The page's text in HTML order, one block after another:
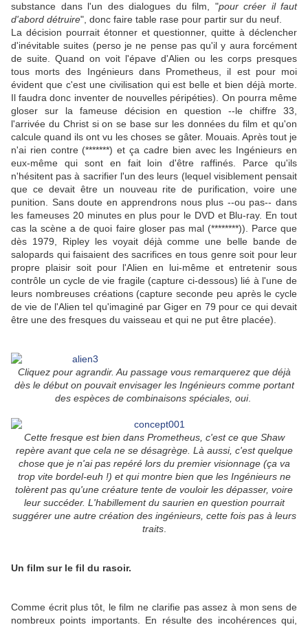
substance dans l'un des dialogues du film, "pour créer il faut
d'abord détruire", donc faire table rase pour partir sur du neuf.
La décision pourrait étonner et questionner, quitte à déclencher
d'inévitable suites (perso je ne pense pas qu'il y aura forcément
de suite. Quand on voit l'épave d'Alien ou les corps presques
tous morts des Ingénieurs dans Prometheus, il est pour moi
évident que c'est une civilisation qui est belle et bien déjà morte.
Il faudra donc inventer de nouvelles péripéties). On pourra même
gloser sur la fameuse décision en question --le chiffre 33,
l'arrivée du Christ si on se base sur les données du film et qu'on
calcule quand ils ont vu les choses se gâter. Mouais. Après tout je
n'ai rien contre (*******) et ça cadre bien avec les Ingénieurs en
eux-même qui sont en fait loin d'être raffinés. Parce qu'ils
n'hésitent pas à sacrifier l'un des leurs (lequel visiblement pensait
que ce devait être un nouveau rite de purification, voire une
punition. Sans doute en apprendrons nous plus --ou pas-- dans
les fameuses 20 minutes en plus pour le DVD et Blu-ray. En tout
cas la scène a de quoi faire gloser pas mal (********)). Parce que
dès 1979, Ripley les voyait déjà comme une belle bande de
salopards qui faisaient des sacrifices en tous genre soit pour leur
propre plaisir soit pour l'Alien en lui-même et entretenir sous
contrôle un cycle de vie fragile (capture ci-dessous) lié à l'une de
leurs nombreuses créations (capture seconde peu après le cycle
de vie de l'Alien tel qu'imaginé par Giger en 79 pour ce qui devait
être une des fresques du vaisseau et qui ne put être placée).
Cliquez pour agrandir. Au passage vous remarquerez que déjà
dès le début on pouvait envisager les Ingénieurs comme portant
des espèces de combinaisons spéciales, oui.
Cette fresque est bien dans Prometheus, c'est ce que Shaw
repère avant que cela ne se désagrège. Là aussi, c'est quelque
chose que je n'ai pas repéré lors du premier visionnage (ça va
trop vite bordel-euh !) et qui montre bien que les Ingénieurs ne
tolèrent pas qu'une créature tente de vouloir les dépasser, voire
leur succéder. L'habillement du saurien en question pourrait
suggérer une autre création des ingénieurs, cette fois pas à leurs
traits.
Un film sur le fil du rasoir.
Comme écrit plus tôt, le film ne clarifie pas assez à mon sens de
nombreux points importants. En résulte des incohérences qui,